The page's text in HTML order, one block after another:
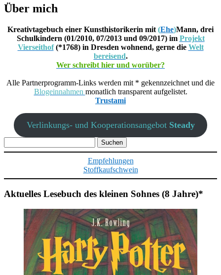
Über mich
Kreativtagebuch einer Kunsthistorikerin mit (Ehe)Mann, drei
Schulkindern (01/2010, 07/2013 und 09/2017) im Projekt
Vierseithof(*1768) in Dresden wohnend, gerne die Welt
bereisend.
Wer schreibt hier und worüber?
Alle Partnerprogramm-Links werden mit * gekennzeichnet und die
Blogeinnahmen monatlich transparent aufgelistet.
Trustami
Verlinkungs- und Kooperationsangebot Steady
nach:
Empfehlungen
Stoffkaufschwein
Aktuelles Lesebuch des kleinen Sohnes (8 Jahre)*